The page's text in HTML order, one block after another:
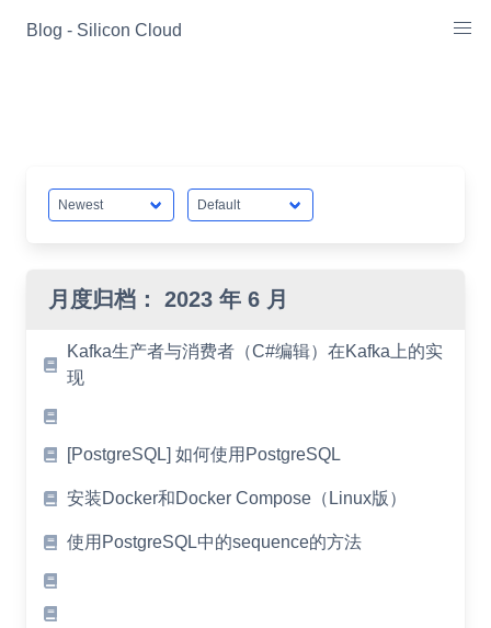
Blog - Silicon Cloud
月度归档： 2023 年 6 月
Kafka生产者与消费者（C#编辑）在Kafka上的实
现
[PostgreSQL] 如何使用PostgreSQL
安装Docker和Docker Compose（Linux版）
使用PostgreSQL中的sequence的方法